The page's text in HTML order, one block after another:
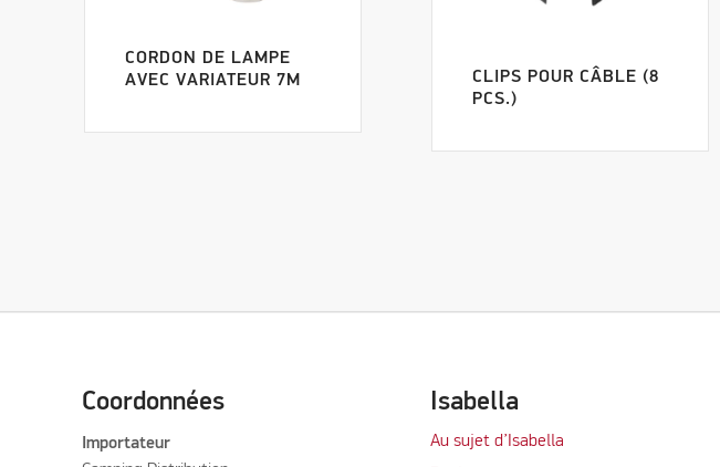
CORDON DE LAMPE
AVEC VARIATEUR 7M
CLIPS POUR CÂBLE (8
PCS.)
Coordonnées
Importateur
Isabella
Au sujet d’Isabella